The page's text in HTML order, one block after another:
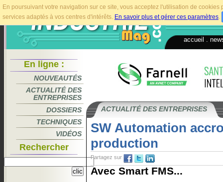
En poursuivant votre navigation sur ce site, vous acceptez l'utilisation de
services adaptés à vos centres d'intérêts. En savoir plus et gérer ces paramètres.
accueil
En ligne :
NOUVEAUTÉS
ACTUALITÉ DES
ENTREPRISES
DOSSIERS
TECHNIQUES
VIDÉOS
Rechercher
ACTUALITÉ DES ENTREPRISES
SW Automation
production
Partagez sur
Avec Smart FMS...